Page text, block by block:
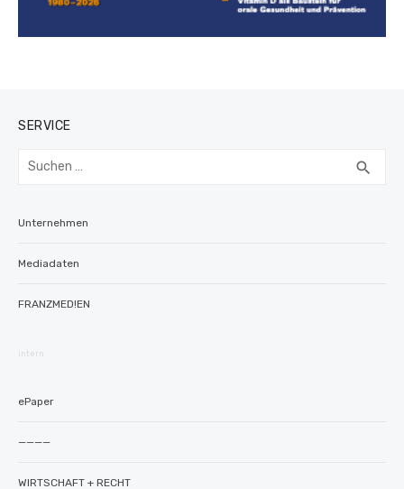
SERVICE
Suchen
search
Unternehmen
Mediadaten
FRANZMED!EN
intern
ePaper
————
WIRTSCHAFT + RECHT